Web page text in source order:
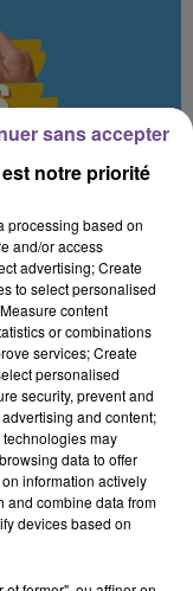
recherche
intervenant social
éducatif, des
et préfigurer les
l'équipe
notre priorité
processing based on
and/or access
advertising; Create
to select personalised
content
or combinations
services; Create
personalised
security, prevent and
and content;
may
data to offer
information actively
and combine data from
devices based on
sans accepter